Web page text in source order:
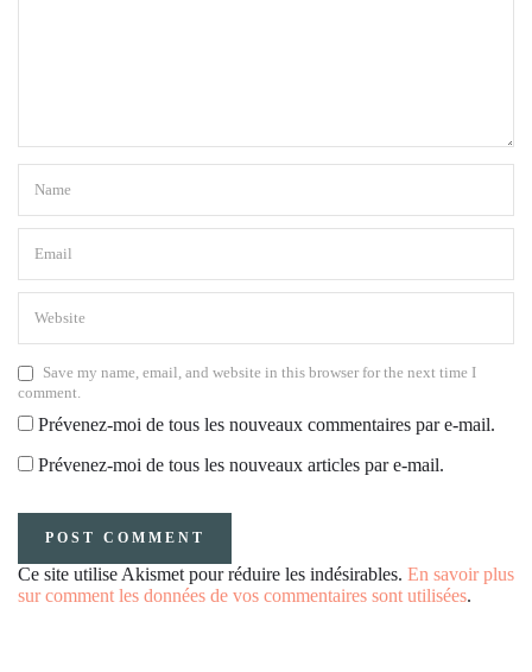
Save my name, email, and website in this browser for the next time I
comment.
Prévenez-moi de tous les nouveaux commentaires par e-mail.
Prévenez-moi de tous les nouveaux articles par e-mail.
Ce site utilise Akismet pour réduire les indésirables. En savoir plus
sur comment les données de vos commentaires sont utilisées.